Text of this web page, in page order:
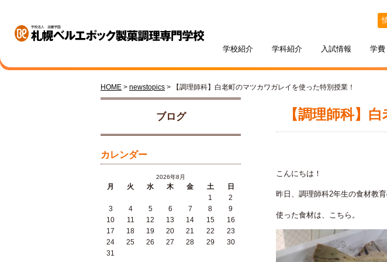
学校紹介
学校紹介
先輩が教える札幌ベルの魅力
学科紹介
学科・専攻紹介
パティシエ科 調理師科 カフェ・スイーツ専
入試情報
入試情報
総合型選抜（AO入試）
学費
学費・奨学金
学費サポート
資格・就職
就職サポート
キャンパスライフ
札幌ベル生のリアルボイス 年間スケジュール
訪問者別
社会人・フリーター・大学生の方へ
オープンキャンパス
オンラインオープンキャンパス
HOME > newstopics > 【調理師科】白老町のマツカワガレイを使った特別授業！
【調理師科】
こんにちは！
昨日、調理師科2年生の食材教
使った食材は、こちら。
ブログ
カレンダー
2026年8月
月 火 水 木 金 土
日
1
2
3
4 5 6 7 8
9
10
11 12 13 14 15
16
17
18 19 20 21 22
23
24
25 26 27 28 29
30
31